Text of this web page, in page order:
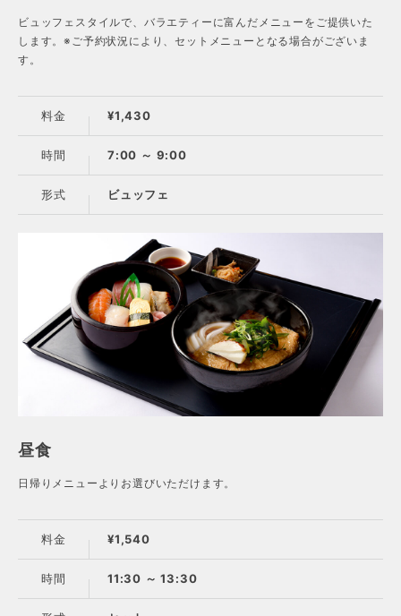
ビュッフェスタイルで、バラエティーに富んだメニューをご提供いた
します。※ご予約状況により、セットメニューとなる場合がございま
す。
料金 ¥1,430
時間 7:00 ～ 9:00
形式 ビュッフェ
昼食
日帰りメニューよりお選びいただけます。
料金 ¥1,540
時間 11:30 ～ 13:30